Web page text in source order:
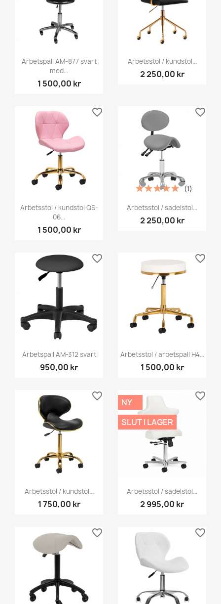
Arbetspall AM-877 svart
med...
1 500,00 kr
Arbetsstol / kundstol...
2 250,00 kr
Arbetsstol / kundstol QS-
06...
1 500,00 kr
favorite_border
Arbetsstol / sadelstol...
2 250,00 kr
(1)
favorite_border
Arbetspall AM-312 svart
950,00 kr
favorite_border
Arbetsstol / arbetspall H4...
1 500,00 kr
favorite_border
Arbetsstol / kundstol...
1 750,00 kr
favorite_border
Arbetsstol / sadelstol...
2 995,00 kr
NY
SLUT I LAGER
favorite_border
favorite_border favorite_border